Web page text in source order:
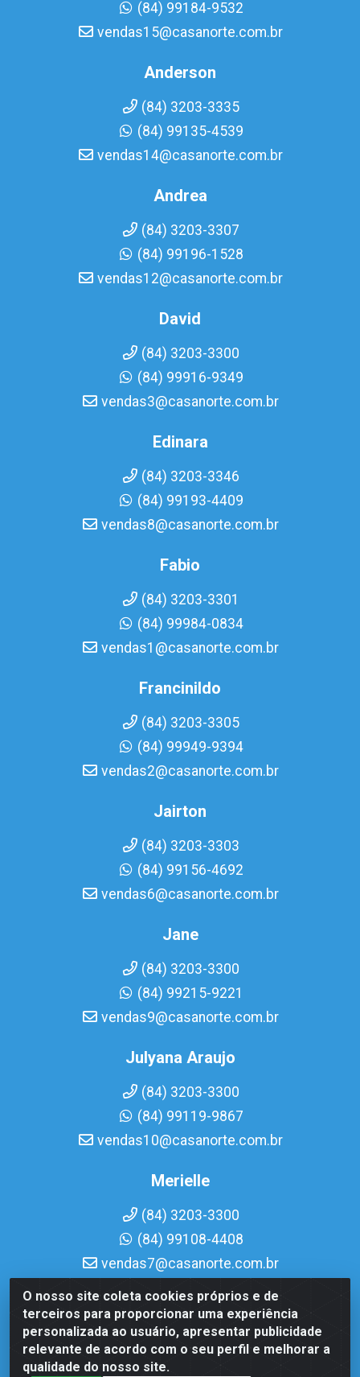
O nosso site coleta cookies próprios e de
terceiros para proporcionar uma experiência
personalizada ao usuário, apresentar publicidade
relevante de acordo com o seu perfil e melhorar a
qualidade do nosso site.
(84) 99184-9532
vendas15@casanorte.com.br
Anderson
(84) 3203-3335
(84) 99135-4539
vendas14@casanorte.com.br
Andrea
(84) 3203-3307
(84) 99196-1528
vendas12@casanorte.com.br
David
(84) 3203-3300
(84) 99916-9349
vendas3@casanorte.com.br
Edinara
(84) 3203-3346
(84) 99193-4409
vendas8@casanorte.com.br
Fabio
(84) 3203-3301
(84) 99984-0834
vendas1@casanorte.com.br
Francinildo
(84) 3203-3305
(84) 99949-9394
vendas2@casanorte.com.br
Jairton
(84) 3203-3303
(84) 99156-4692
vendas6@casanorte.com.br
Jane
(84) 3203-3300
(84) 99215-9221
vendas9@casanorte.com.br
Julyana Araujo
(84) 3203-3300
(84) 99119-9867
vendas10@casanorte.com.br
Merielle
(84) 3203-3300
(84) 99108-4408
vendas7@casanorte.com.br
Casa Norte LTDA - Av. Interventor Mário Câmara, 1815 -
Dix-Sept Rosado, Natal/RN - CEP 59054-600 - CNPJ
08.713.513/0001-51